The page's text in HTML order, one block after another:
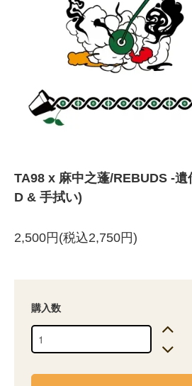
TA98 x 麻中之蓬/REBUDS -
D & 手拭い)
2,500円(税込2,750円)
購入数